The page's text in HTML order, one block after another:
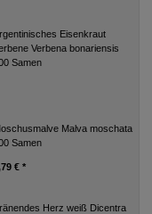
Eisenkraut
Verbena bonariensis
Samen
Malva moschata
Samen
€ *
Herz weiß Dicentra